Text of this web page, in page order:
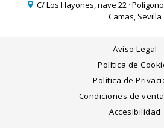
C/ Los Hayones, nave 22 ·
Camas, Sevilla
Aviso Legal
Política de
Política de
Condiciones de
Accesibilidad